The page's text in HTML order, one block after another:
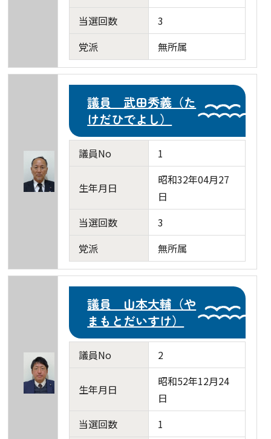
当選回数
3
党派
無所属
議員 武田秀義（た
けだひでよし）
議員No 1
生年月日
昭和32年04月27
日
当選回数
3
党派
無所属
議員 山本大輔（や
まもとだいすけ）
議員No 2
生年月日
昭和52年12月24
日
当選回数
1